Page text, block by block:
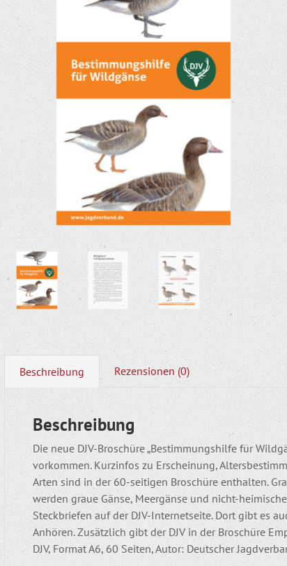
Beschreibung Rezensionen (0)
Beschreibung
Die neue DJV-Broschüre „Bestimmungshilfe für
vorkommen. Kurzinfos zu Erscheinung,
Arten sind in der 60-seitigen Broschüre enthalten.
werden graue Gänse, Meergänse und nicht-
Steckbriefen auf der DJV-Internetseite. Dort gibt es
Anhören. Zusätzlich gibt der DJV in der Broschüre
DJV, Format A6, 60 Seiten, Autor: Deutscher